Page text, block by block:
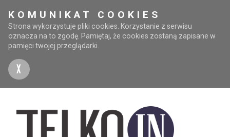
KOMUNIKAT COOKIES
Strona wykorzystuje pliki cookies. Korzystanie z serwisu
oznacza na to zgodę. Pamiętaj, że cookies zostaną zapisane w
pamięci twojej przeglądarki.
X